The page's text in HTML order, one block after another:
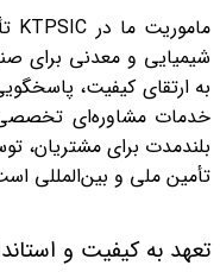
ماموریت ما در KTPSIC
شیمیایی و معدنی برای
به ارتقای کیفیت،
خدمات مشاوره‌ای
بلندمدت برای مشتریان،
تأمین ملی و بین‌المللی
تعهد به کیفیت و